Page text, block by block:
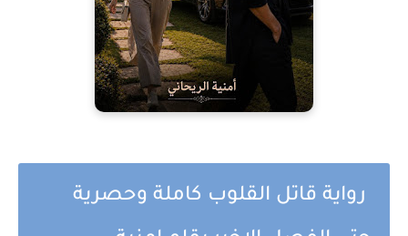
رواية قاتل القلوب كاملة وحصرية